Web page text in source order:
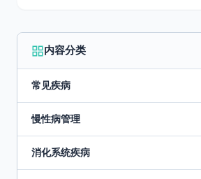
内容分类
常见疾病
慢性病管理
消化系统疾病